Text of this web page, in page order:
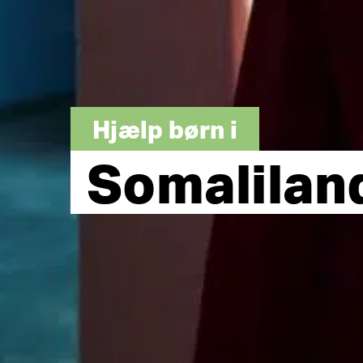
Hjælp børn i